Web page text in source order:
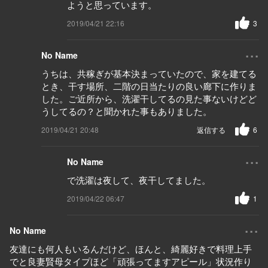
ようと思っています。
2019/04/21 22:16 3
No Name ...
うちは、共稼ぎが基本決まっていたので、家を建てる
とき、干す場所、二階の日当たりの良い廊下に作りま
した。ご近所から、洗濯干してるの見た事ないけどど
うしてるの？と聞かれた事もありました。
2019/04/21 20:48 6
返信する
No Name ...
で洗濯は夜して、夜干してました。
2019/04/22 06:47 1
No Name ...
友達にも何人もいるんだけど、ほんと、綺麗好きで料理上手
でと良妻賢母タイプほど「頑張ってますアピール」状況作り